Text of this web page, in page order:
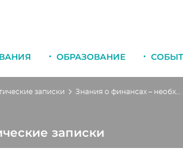
ОБРАЗОВАНИЕ
записки
записки